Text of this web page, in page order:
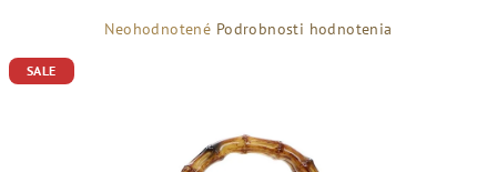
Priemerné
Neohodnotené Podrobnosti hodnotenia
SALE